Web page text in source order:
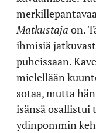
Matkustaja on.
ihmisiä
puheissaan.
mielellään
sotaa, mutta
isänsä osallistui
ydinpommin